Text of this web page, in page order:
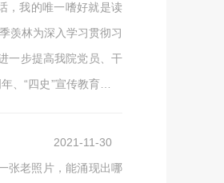
，我的唯一嗜好就是读
羡林为深入学习贯彻习
一步提高我院党员、干
“四史”宣传教育和北
2021-11-30
张老照片，能涌现出哪